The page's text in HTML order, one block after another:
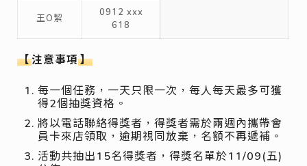
王O絜
0912 xxx
618
【注意事項】
每一個任務，一天只限一次，每人每天最多可獲
得2個抽獎資格。
將以電話聯絡得獎者，得獎者需於兩週內攜帶會
員卡來店領取，逾期視同放棄，名額不再遞補。
活動共抽出15名得獎者，得獎名單於11/09(五)